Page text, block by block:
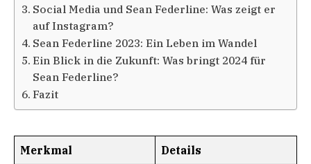
Social Media und Sean Federline: Was zeigt er
auf Instagram?
Sean Federline 2023: Ein Leben im Wandel
Ein Blick in die Zukunft: Was bringt 2024 für
Sean Federline?
Fazit
Merkmal Details